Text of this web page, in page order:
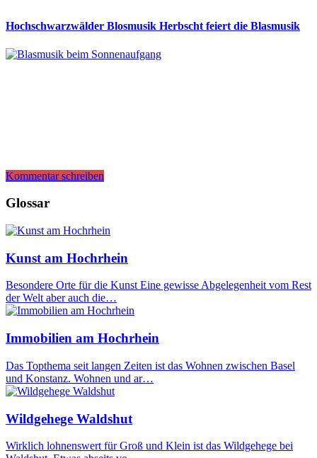
Hochschwarzwälder Blosmusik Herbscht feiert die Blasmusik
Kommentar schreiben
Glossar
Kunst am Hochrhein
Besondere Orte für die Kunst Eine gewisse Abgelegenheit vom Rest
der Welt aber auch die…
Immobilien am Hochrhein
Das Topthema seit langen Zeiten ist das Wohnen zwischen Basel
und Konstanz. Wohnen und ar…
Wildgehege Waldshut
Wirklich lohnenswert für Groß und Klein ist das Wildgehege bei